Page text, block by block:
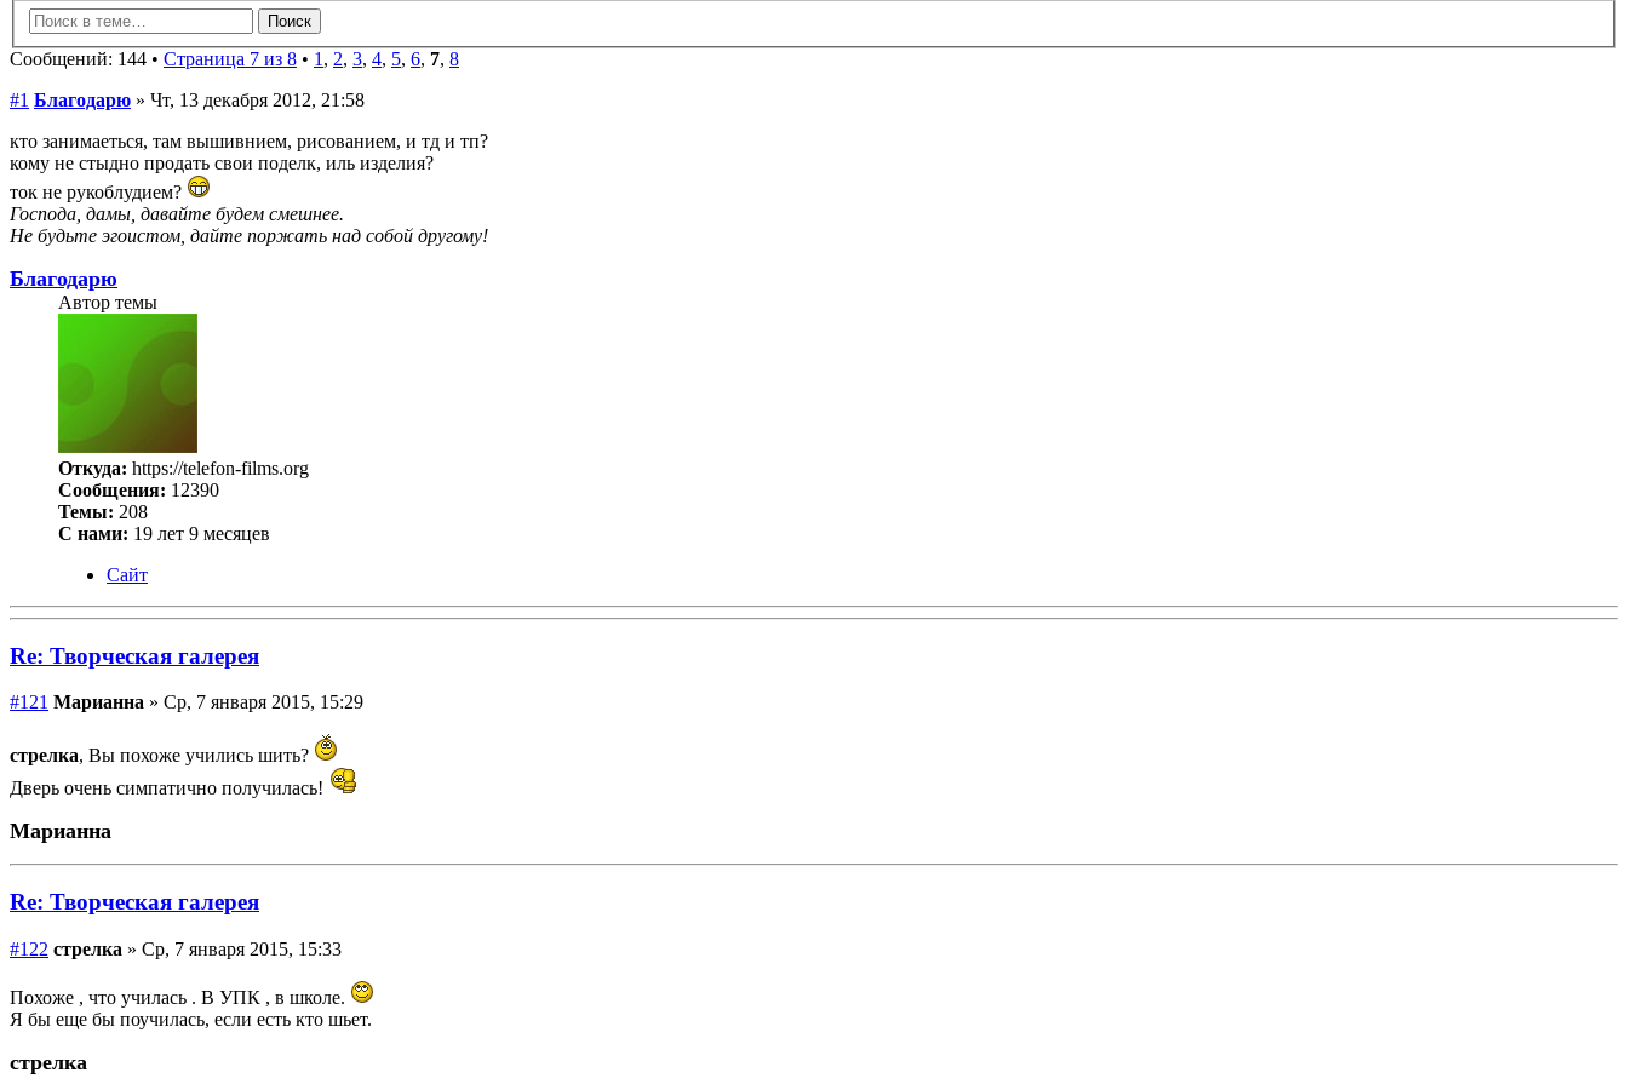
Сообщений: 144 • Страница 7 из 8 • 1 , 2, 3, 4, 5, 6, 7, 8
#1 Благодарю » Чт, 13 декабря 2012, 21:58
кто занимаеться, там вышивнием, рисованием, и тд и тп?
кому не стыдно продать свои поделк, иль изделия?
ток не рукоблудием?
Господа, дамы, давайте будем смешнее.
Не будьте эгоистом, дайте поржать над собой другому!
Благодарю
Автор темы
Откуда: https://telefon-films.org
Сообщения: 12390
Темы: 208
С нами: 19 лет 9 месяцев
Сайт
Re: Творческая галерея
#121 Марианна » Ср, 7 января 2015, 15:29
стрелка, Вы похоже учились шить?
Дверь очень симпатично получилась!
Марианна
Re: Творческая галерея
#122 стрелка » Ср, 7 января 2015, 15:33
Похоже , что училась . В УПК , в школе.
Я бы еще бы поучилась, если есть кто шьет.
стрелка